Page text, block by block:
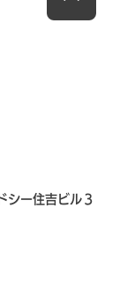
シー住吉ビル３